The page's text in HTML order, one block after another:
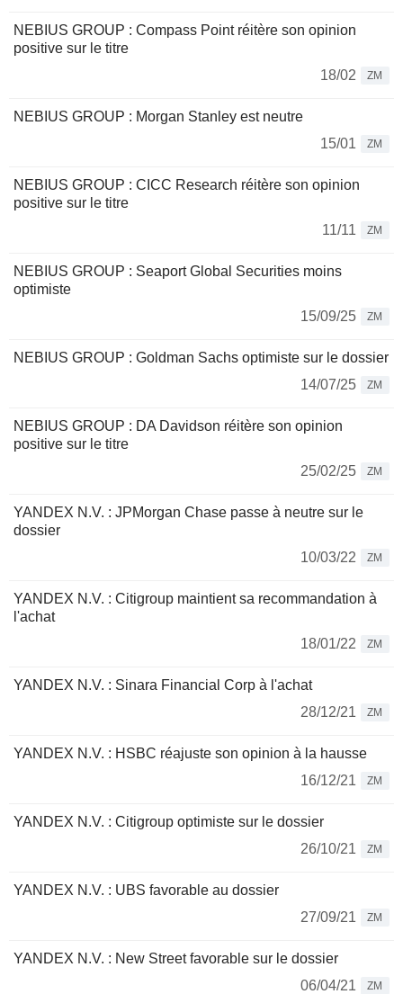
NEBIUS GROUP : Compass Point réitère son opinion
positive sur le titre
18/02
ZM
NEBIUS GROUP : Morgan Stanley est neutre
15/01
ZM
NEBIUS GROUP : CICC Research réitère son opinion
positive sur le titre
11/11
ZM
NEBIUS GROUP : Seaport Global Securities moins
optimiste
15/09/25
ZM
NEBIUS GROUP : Goldman Sachs optimiste sur le dossier
14/07/25
ZM
NEBIUS GROUP : DA Davidson réitère son opinion
positive sur le titre
25/02/25
ZM
YANDEX N.V. : JPMorgan Chase passe à neutre sur le
dossier
10/03/22
ZM
YANDEX N.V. : Citigroup maintient sa recommandation à
l'achat
18/01/22
ZM
YANDEX N.V. : Sinara Financial Corp à l'achat
28/12/21
ZM
YANDEX N.V. : HSBC réajuste son opinion à la hausse
16/12/21
ZM
YANDEX N.V. : Citigroup optimiste sur le dossier
26/10/21
ZM
YANDEX N.V. : UBS favorable au dossier
27/09/21
ZM
YANDEX N.V. : New Street favorable sur le dossier
06/04/21
ZM